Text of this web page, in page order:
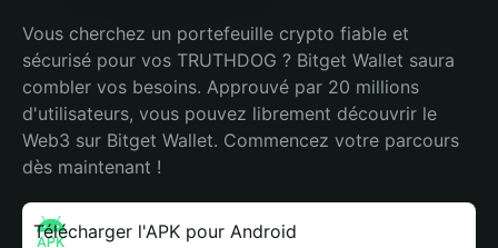
Vous cherchez un portefeuille crypto fiable et
sécurisé pour vos TRUTHDOG ? Bitget Wallet saura
combler vos besoins. Approuvé par 20 millions
d'utilisateurs, vous pouvez librement découvrir le
Web3 sur Bitget Wallet. Commencez votre parcours
dès maintenant !
Télécharger l'APK pour Android